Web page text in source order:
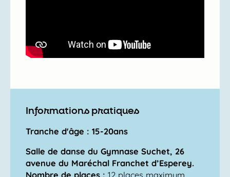
Informations pratiques
Tranche d'âge : 15-20ans
Salle de danse du Gymnase Suchet, 26
avenue du Maréchal Franchet d’Esperey.